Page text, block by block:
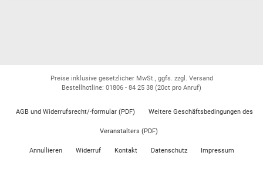
Preise inklusive gesetzlicher MwSt., ggfs. zzgl. Versand
Bestellhotline: 01806 - 84 25 38 (20ct pro Anruf)
AGB und Widerrufsrecht/-formular (PDF) Weitere Geschäftsbedingungen des
Veranstalters (PDF)
Annullieren Widerruf Kontakt Datenschutz Impressum